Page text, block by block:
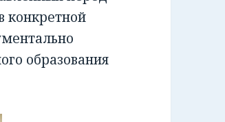
конкретной
образования